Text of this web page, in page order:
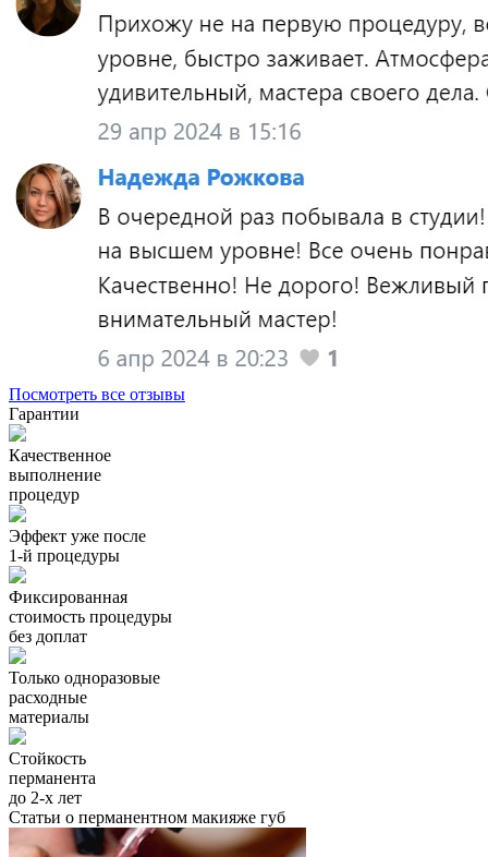
Посмотреть все отзывы
Гарантии
Качественное
выполнение
процедур
Эффект уже после
1-й процедуры
Фиксированная
стоимость процедуры
без доплат
Только одноразовые
расходные
материалы
Стойкость
перманента
до 2-х лет
Статьи о перманентном макияже губ